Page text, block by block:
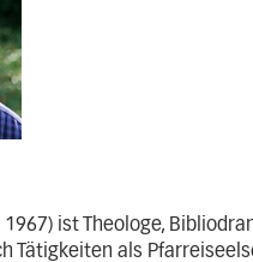
1967) ist Theologe,
Tätigkeiten als